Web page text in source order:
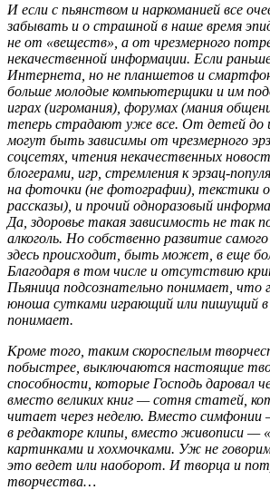
И если с пьянством и наркоманией все
забывать и о страшной в наше время
не от «веществ», а от чрезмерного
некачественной информации. Если
Интернета, но не планшетов и
больше молодые компьютерщики и им
играх (игромания), форумах (мания
теперь страдают уже все. От детей до
могут быть зависимы от чрезмерного
соцсетях, чтения некачественных
блогерами, игр, стремления к эрзац-
на фоточки (не фотографии), текстики
рассказы), и прочий одноразовый
Да, здоровье такая зависимость не так
алкоголь. Но собственно развитие
здесь происходит, быть может, в еще
Благодаря в том числе и отсутствию
Пьяница подсознательно понимает, что
юноша сутками играющий или пишущий в
понимает.
Кроме того, таким скороспелым
побыстрее, выключаются настоящие
способности, которые Господь даровал
вместо великих книг — сотня статей,
читает через неделю. Вместо симфонии
в редакторе клипы, вместо живописи —
картинками и хохмочками. Уж не
это ведет или наоборот. И творца и
творчества…